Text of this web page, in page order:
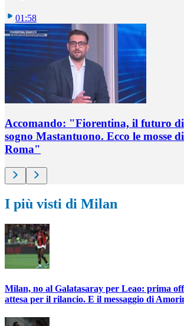
01:58
Accomando: "Fiorentina, il futuro
sogno Mastantuono. Ecco le mosse
Roma"
I più visti di Milan
Milan, no al Galatasaray per Leao: prima
attesa per il rilancio. E il messaggio di